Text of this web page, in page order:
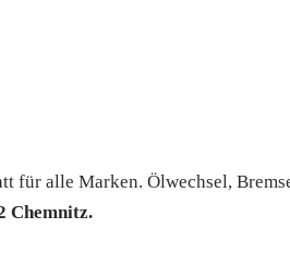
für alle Marken. Ölwechsel,
Chemnitz.